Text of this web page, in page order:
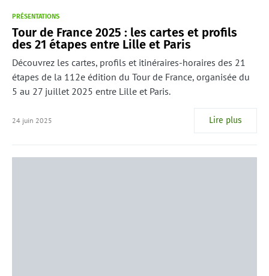
PRÉSENTATIONS
Tour de France 2025 : les cartes et profils
des 21 étapes entre Lille et Paris
Découvrez les cartes, profils et itinéraires-horaires des 21
étapes de la 112e édition du Tour de France, organisée du
5 au 27 juillet 2025 entre Lille et Paris.
24 juin 2025 Lire plus